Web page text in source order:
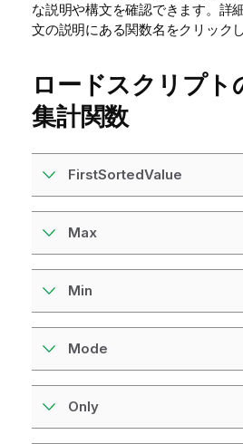
な説明や構文を確認できます。詳
文の説明にある関数名をクリックし
ロードスクリプト
集計関数
FirstSortedValue
Max
Min
Mode
Only